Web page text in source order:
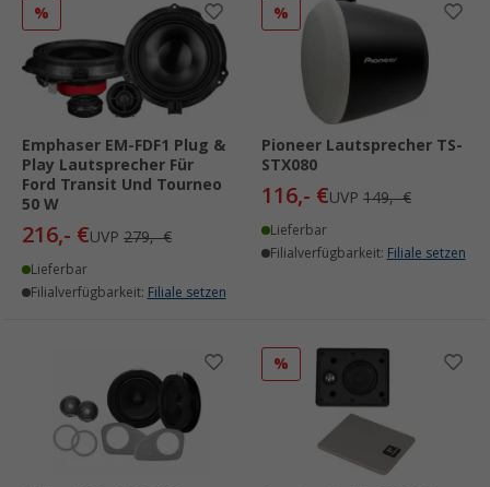
%
Emphaser EM-FDF1 Plug &
Play Lautsprecher Für
Ford Transit Und Tourneo
50 W
216,- €UVP 279,- €
Lieferbar
Filialverfügbarkeit: Filiale setzen
%
Pioneer Lautsprecher TS-
STX080
116,- €UVP 149,- €
Lieferbar
Filialverfügbarkeit: Filiale setzen
%